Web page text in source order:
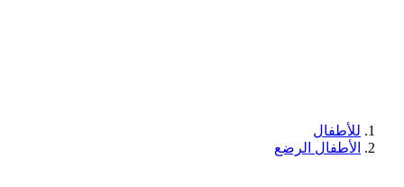
للأطفال
الأطفال الرضع